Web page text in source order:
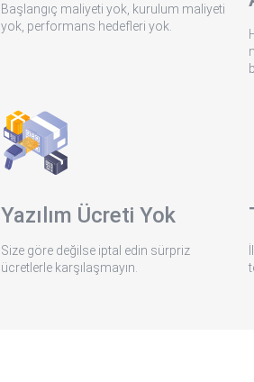
Başlangıç maliyeti yok, kurulum maliyeti
yok, performans hedefleri yok.
Yazılım Ücreti Yok
Size göre değilse iptal edin sürpriz
ücretlerle karşılaşmayın.